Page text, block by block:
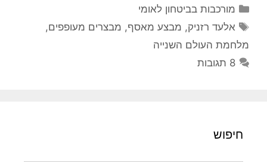
קטגוריות
מורכבות בביטחון לאומי
תגיות
אלעד רזניק, מבצע מאסף, מבצרים מעופפים,
מלחמת העולם השנייה
8 תגובות
חיפוש